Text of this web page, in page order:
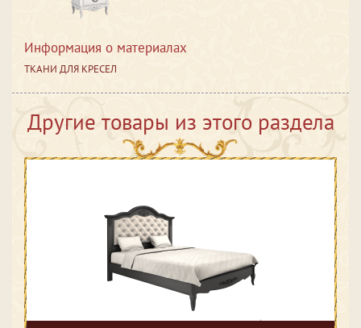
Информация о материалах
ТКАНИ ДЛЯ КРЕСЕЛ
Другие товары из этого раздела